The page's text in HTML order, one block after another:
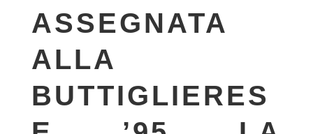
ASSEGNATA
ALLA
BUTTIGLIERES